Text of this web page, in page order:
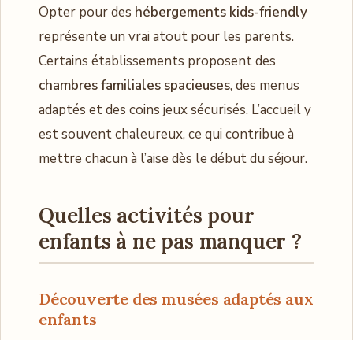
Opter pour des hébergements kids-friendly
représente un vrai atout pour les parents.
Certains établissements proposent des
chambres familiales spacieuses, des menus
adaptés et des coins jeux sécurisés. L’accueil y
est souvent chaleureux, ce qui contribue à
mettre chacun à l’aise dès le début du séjour.
Quelles activités pour
enfants à ne pas manquer ?
Découverte des musées adaptés aux
enfants